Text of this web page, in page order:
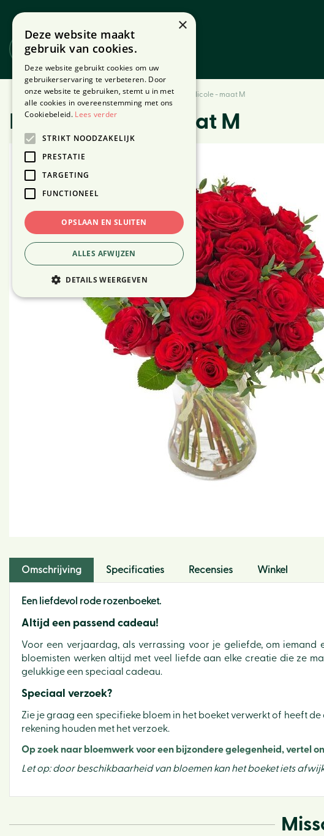
naar
content
Home Producten Bloemen Boeketten Boeket Nicole - maat M
Website Webshop
Boeket Nicole - maat M
Omschrijving Specificaties Recensies Winkel
Een liefdevol rode rozenboeket.
Altijd een passend cadeau!
Voor een verjaardag, als verrassing voor je geliefde, om
bloemisten werken altijd met veel liefde aan elke creatie die ze
gelukkige een speciaal cadeau.
Speciaal verzoek?
Zie je graag een specifieke bloem in het boeket verwerkt of heeft
rekening houden met het verzoek.
Op zoek naar bloemwerk voor een bijzondere gelegenheid, vertel
Let op: door beschikbaarheid van bloemen kan het boeket iets
×
Deze website maakt
gebruik van cookies.
Deze website gebruikt cookies om uw
gebruikerservaring te verbeteren. Door
onze website te gebruiken, stemt u in met
alle cookies in overeenstemming met ons
Cookiebeleid. Lees verder
STRIKT NOODZAKELIJK
PRESTATIE
TARGETING
FUNCTIONEEL
OPSLAAN EN SLUITEN
ALLES AFWIJZEN
DETAILS WEERGEVEN